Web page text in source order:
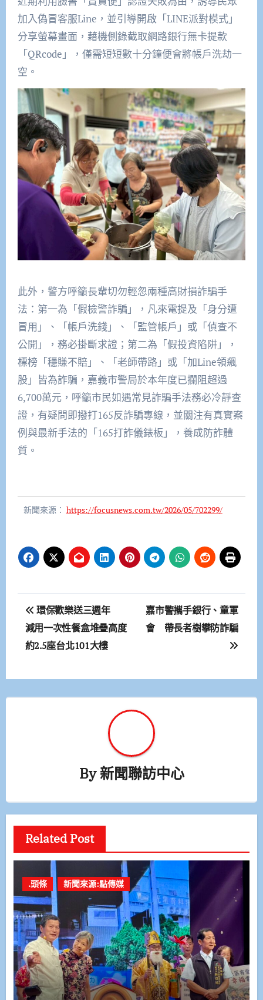
加入偽冒客服Line，並引導開啟「LINE派對模式」
分享螢幕畫面，藉機側錄截取網路銀行無卡提款
「QRcode」，僅需短短數十分鐘便會將帳戶洗劫一
空。
此外，警方呼籲長輩切勿輕忽兩種高財損詐騙手
法：第一為「假檢警詐騙」，凡來電提及「身分遭
冒用」、「帳戶洗錢」、「監管帳戶」或「偵查不
公開」，務必掛斷求證；第二為「假投資陷阱」，
標榜「穩賺不賠」、「老師帶路」或「加Line領飆
股」皆為詐騙，嘉義市警局於本年度已攔阻超過
6,700萬元，呼籲市民如遇常見詐騙手法務必冷靜查
證，有疑問即撥打165反詐騙專線，並關注有真實案
例與最新手法的「165打詐儀錶板」，養成防詐體
質。
新聞來源： https://focusnews.com.tw/2026/05/702299/
文
章
導
覽
環保歡樂送三週年
減用一次性餐盒堆疊高度
約2.5座台北101大樓
嘉市警攜手銀行、童軍
會 帶長者樹攀防詐騙
By新聞聯訪中心
Related Post
.頭條 新聞來源:點傳媒